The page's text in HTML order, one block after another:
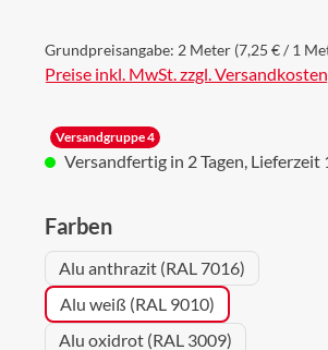
Grundpreisangabe: 2 Meter (7,25 € / 1
Preise inkl. MwSt. zzgl. Versandkosten
Versandgruppe 4
Versandfertig in 2 Tagen, Lieferzeit
Farbenauswählen
Alu anthrazit (RAL 7016)
Alu weiß (RAL 9010)
Alu oxidrot (RAL 3009)